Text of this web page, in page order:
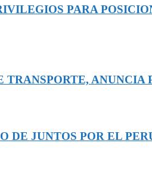
PARA
ANUNCIA
DE JUNTOS POR EL